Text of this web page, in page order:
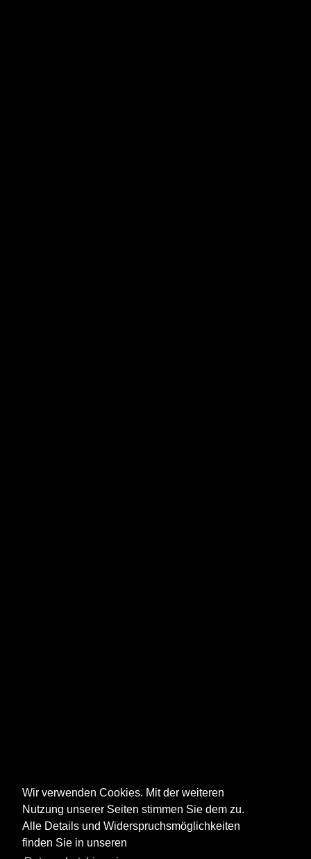
Wir verwenden Cookies. Mit der weiteren
Nutzung unserer Seiten stimmen Sie dem zu.
Alle Details und Widerspruchsmöglichkeiten
finden Sie in unseren